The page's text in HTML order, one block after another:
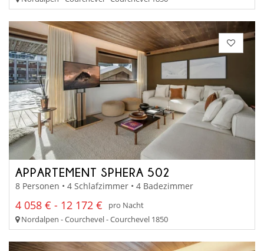
APPARTEMENT SPHERA 502
8 Personen • 4 Schlafzimmer • 4 Badezimmer
4 058 € - 12 172 €
pro Nacht
Nordalpen - Courchevel - Courchevel 1850